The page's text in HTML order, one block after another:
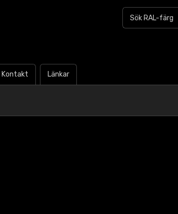
Kontakt Länkar